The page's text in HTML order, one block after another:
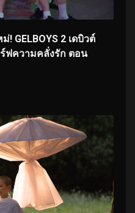
! GELBOYS 2 เดบิวต์
ฟความคลั่งรัก ตอน